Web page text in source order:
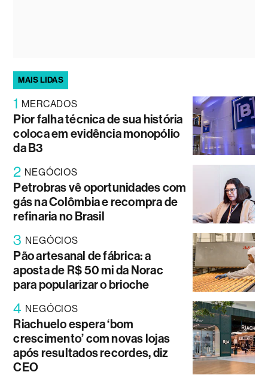
MAIS LIDAS
1 MERCADOS
Pior falha técnica de sua história
coloca em evidência monopólio
da B3
2 NEGÓCIOS
Petrobras vê oportunidades com
gás na Colômbia e recompra de
refinaria no Brasil
3 NEGÓCIOS
Pão artesanal de fábrica: a
aposta de R$ 50 mi da Norac
para popularizar o brioche
4 NEGÓCIOS
Riachuelo espera ‘bom
crescimento’ com novas lojas
após resultados recordes, diz
CEO